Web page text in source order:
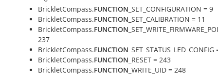
BrickletCompass.FUNCTION _SET_CONFIGURATION = 9
BrickletCompass.FUNCTION _SET_CALIBRATION = 11
BrickletCompass.FUNCTION
237
BrickletCompass.FUNCTION
BrickletCompass.FUNCTION _RESET = 243
BrickletCompass.FUNCTION _WRITE_UID = 248